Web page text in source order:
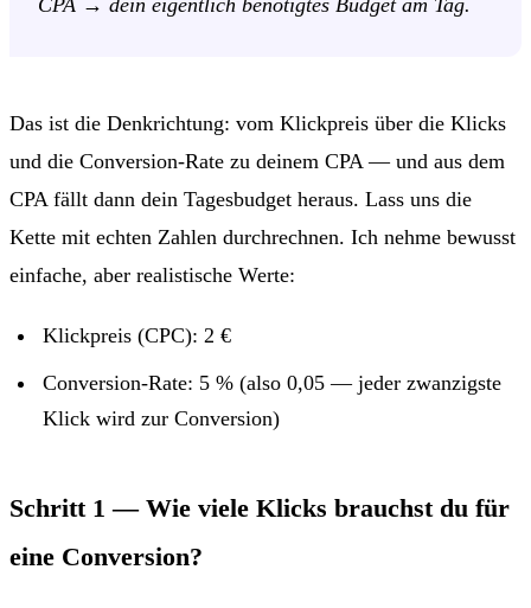
Das ist die Denkrichtung: vom Klickpreis über die Klicks
und die Conversion-Rate zu deinem CPA — und aus dem
CPA fällt dann dein Tagesbudget heraus. Lass uns die
Kette mit echten Zahlen durchrechnen. Ich nehme bewusst
einfache, aber realistische Werte:
Klickpreis (CPC): 2 €
Conversion-Rate: 5 % (also 0,05 — jeder zwanzigste
Klick wird zur Conversion)
Schritt 1 — Wie viele Klicks brauchst du für
eine Conversion?